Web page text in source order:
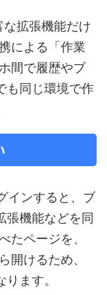
拡張機能だけ
による「作業
間で履歴やブ
も同じ環境で作
インすると、ブ
張機能などを同
たページを、
開けるため、
ます。